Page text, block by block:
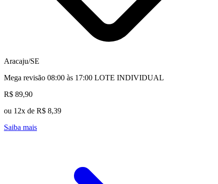
Aracaju/SE
Mega revisão 08:00 às 17:00 LOTE INDIVIDUAL
R$ 89,90
ou 12x de R$ 8,39
Saiba mais